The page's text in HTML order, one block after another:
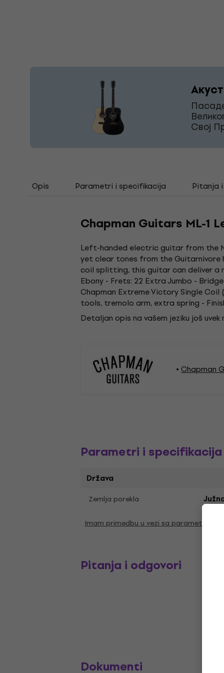
Свој
Opis Parametri i specifikacija Pitanja
Chapman Guitars ML-1
Left-handed electric guitar from the
yet clear tones from the Guitarnivore
coil splitting, this guitar can deliver a
Ebony - Frets: 22 Extra Jumbo -
Chapman Extreme Victory Single Coil
tools, tremolo arm, extra spring -
Detaljan opis na vašem jeziku još uvek
Chapman
Parametri i specifikacija
Država
Zemlja porekla
Imam primedbu u vezi sa parametrima
Pitanja i odgovori
Dokumenti